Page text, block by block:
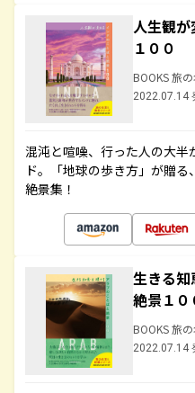
人生観
１００
BOOKS 旅
2022.07.14
混沌と喧噪、行った人の大
ド。「地球の歩き方」が贈
絶景集！
生きる知
絶景１０
BOOKS 旅
2022.07.14